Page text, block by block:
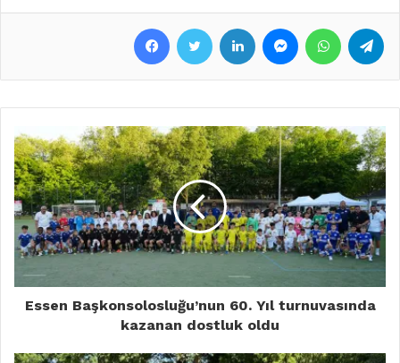
Essen Başkonsolosluğu’nun 60. Yıl turnuvasında
kazanan dostluk oldu